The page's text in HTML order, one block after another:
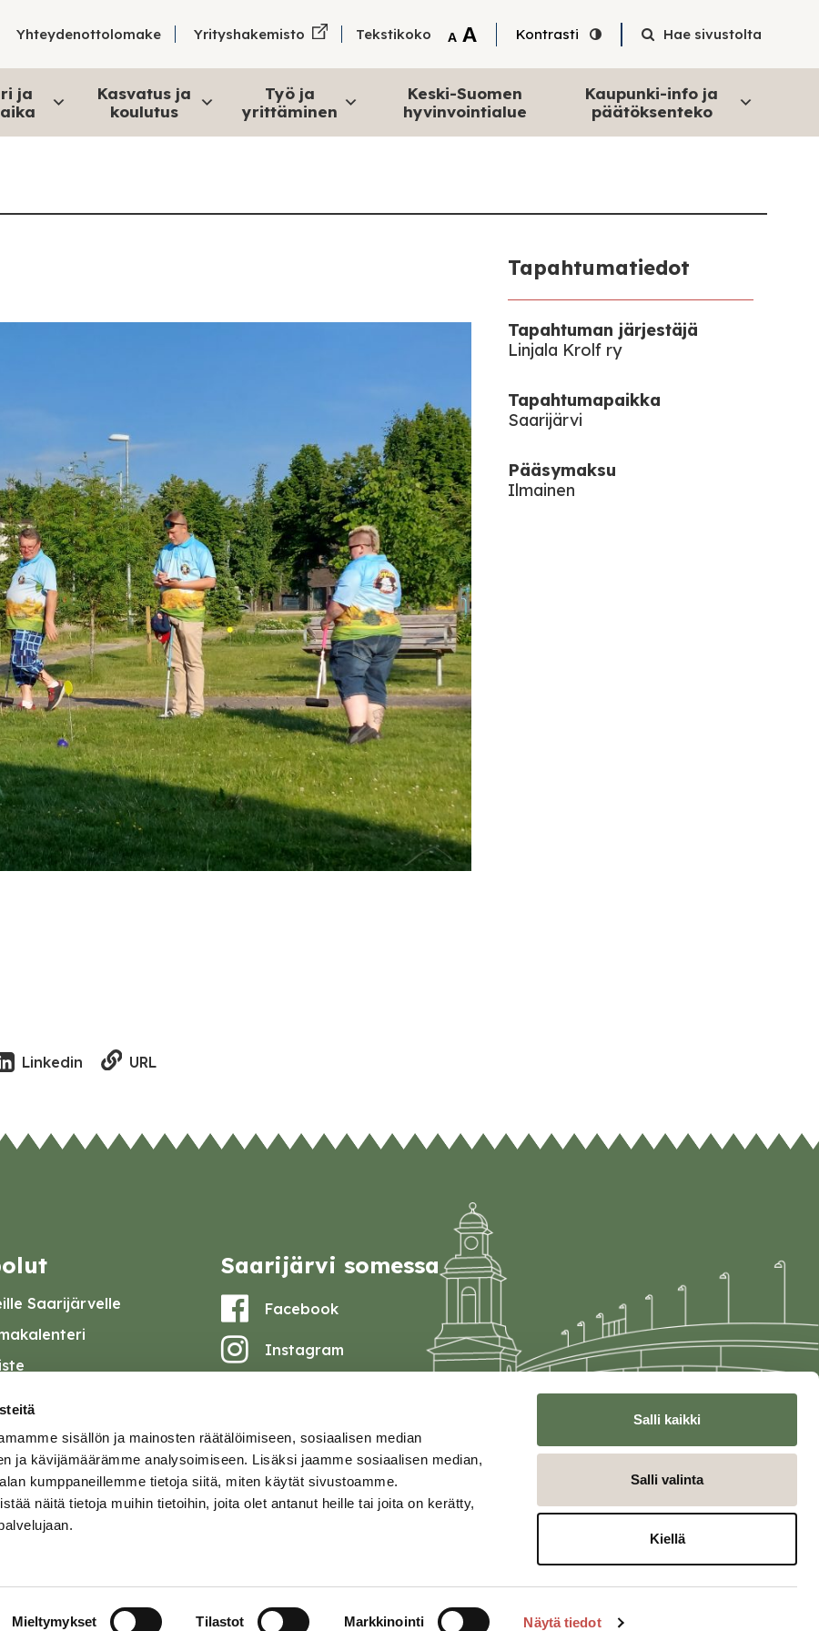
sisällön ja mainosten räätälöimiseen, sosiaalisen median
ja kävijämäärämme analysoimiseen. Lisäksi jaamme sosiaalisen median,
kumppaneillemme tietoja siitä, miten käytät sivustoamme.
näitä tietoja muihin tietoihin, joita olet antanut heille tai joita on kerätty,
Mieltymykset Tilastot Markkinointi Näytä tiedot
Salli kaikki
Salli valinta
Kiellä
Yhteydenottolomake Yrityshakemisto Tekstikoko A Tekstin pienentäminen
A Tekstin suurentaminen
Kontrasti Hae sivustolta
ja
Kasvatus ja
koulutus
Työ ja
yrittäminen
Keski-Suomen
hyvinvointialue
Kaupunki-info ja
päätöksenteko
Tapahtumatiedot
Tapahtuman järjestäjä
Linjala Krolf ry
Tapahtumapaikka
Saarijärvi
Pääsymaksu
Ilmainen
Linkedin URL
Saarijärvelle
Saarijärvi somessa
Facebook
Instagram